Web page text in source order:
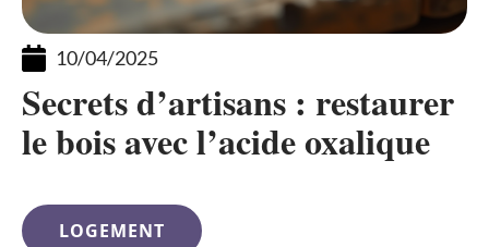
10/04/2025
Secrets d’artisans : restaurer
le bois avec l’acide oxalique
LOGEMENT